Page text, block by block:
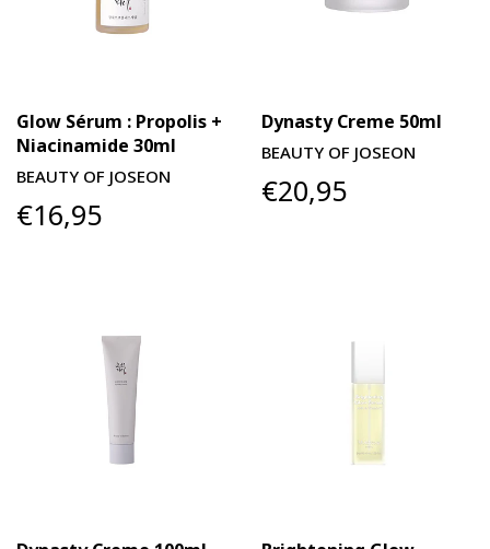
Glow Sérum : Propolis +
Niacinamide 30ml
BEAUTY OF JOSEON
€16,95
Dynasty Creme 50ml
BEAUTY OF JOSEON
€20,95